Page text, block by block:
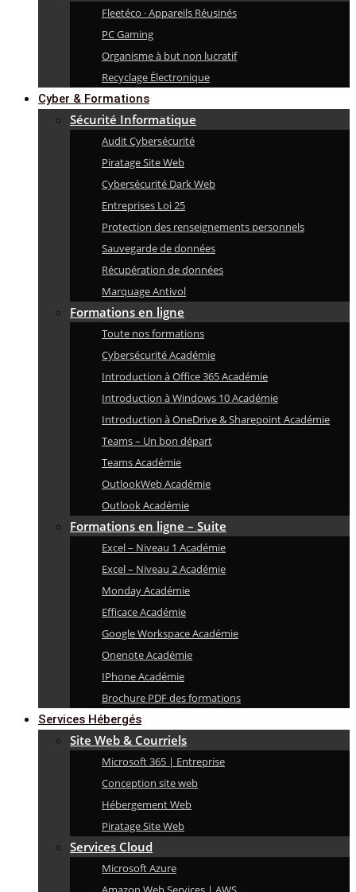
Fleetéco · Appareils Réusinés
PC Gaming
Organisme à but non lucratif
Recyclage Électronique
Cyber & Formations
Sécurité Informatique
Audit Cybersécurité
Piratage Site Web
Cybersécurité Dark Web
Entreprises Loi 25
Protection des renseignements personnels
Sauvegarde de données
Récupération de données
Marquage Antivol
Formations en ligne
Toute nos formations
Cybersécurité Académie
Introduction à Office 365 Académie
Introduction à Windows 10 Académie
Introduction à OneDrive & Sharepoint Académie
Teams – Un bon départ
Teams Académie
OutlookWeb Académie
Outlook Académie
Formations en ligne – Suite
Excel – Niveau 1 Académie
Excel – Niveau 2 Académie
Monday Académie
Efficace Académie
Google Workspace Académie
Onenote Académie
IPhone Académie
Brochure PDF des formations
Services Hébergés
Site Web & Courriels
Microsoft 365 | Entreprise
Conception site web
Hébergement Web
Piratage Site Web
Services Cloud
Microsoft Azure